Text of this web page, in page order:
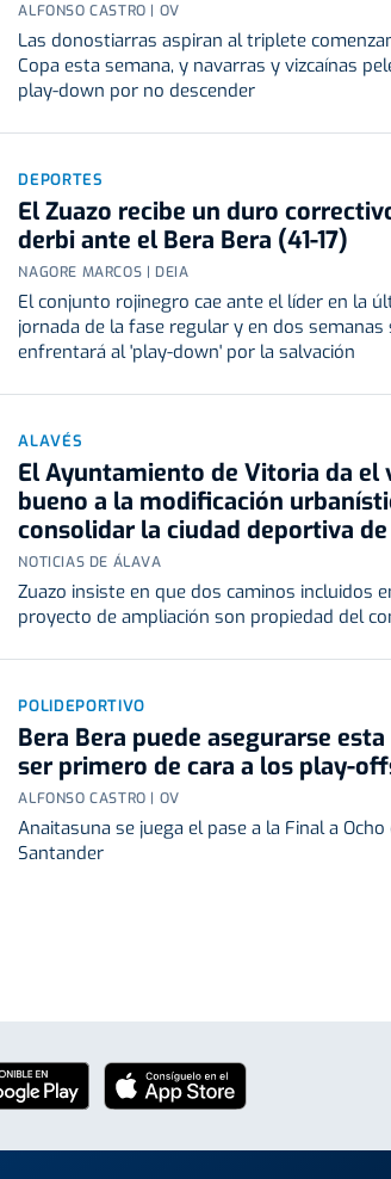
ALFONSO CASTRO | OV
Las donostiarras aspiran al triplete
Copa esta semana, y navarras y vizcaínas
play-down por no descender
DEPORTES
El Zuazo recibe un duro
derbi ante el Bera Bera (41-17)
NAGORE MARCOS | DEIA
El conjunto rojinegro cae ante el líder en la
jornada de la fase regular y en dos semanas
enfrentará al 'play-down' por la salvación
ALAVÉS
El Ayuntamiento de Vitoria da el
bueno a la modificación
consolidar la ciudad deportiva
NOTICIAS DE ÁLAVA
Zuazo insiste en que dos caminos incluidos
proyecto de ampliación son propiedad del
POLIDEPORTIVO
Bera Bera puede asegurarse
ser primero de cara a los play-
ALFONSO CASTRO | OV
Anaitasuna se juega el pase a la Final a
Santander